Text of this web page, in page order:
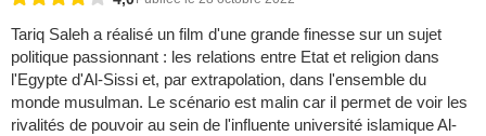
Tariq Saleh a réalisé un film d'une grande finesse sur un sujet
politique passionnant : les relations entre Etat et religion dans
l'Egypte d'Al-Sissi et, par extrapolation, dans l'ensemble du
monde musulman. Le scénario est malin car il permet de voir les
rivalités de pouvoir au sein de l'influente université islamique Al-